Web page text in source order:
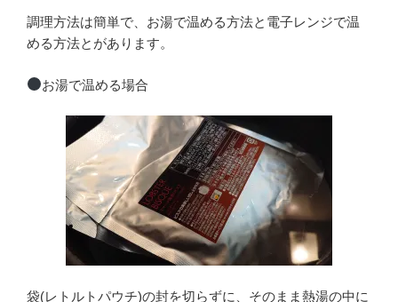
調理方法は簡単で、お湯で温める方法と電子レンジで温
める方法とがあります。
お湯で温める場合
袋(レトルトパウチ)の封を切らずに、そのまま熱湯の中に